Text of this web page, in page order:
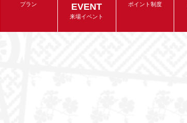
プラン
EVENT
来場イベント
ポイント制度